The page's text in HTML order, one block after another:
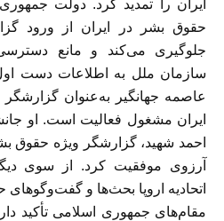
ایران را تمدید کرد. دولت
حقوق بشر در ایران از ورود
جلوگیری می‌کند و مانع
سازمان ملل به اطلاعات دست
عاصمه جهانگیر به‌عنوان
ایران مشغول فعالیت است. او
احمد شهید، گزارشگر ویژه حقوق
آرزوی موفقیت کرد.
از سوی
اتحادیه اروپا بحث‌ها و گفت‌و‌گوهای
مقام‌های جمهوری اسلامی تأکید